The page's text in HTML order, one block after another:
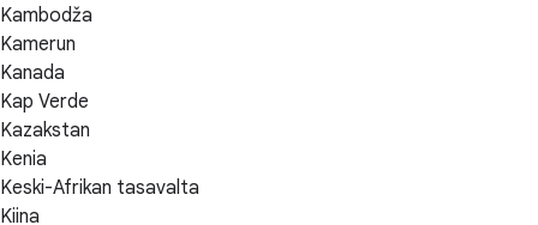
Kambodža
Kamerun
Kanada
Kap Verde
Kazakstan
Kenia
Keski-Afrikan tasavalta
Kiina